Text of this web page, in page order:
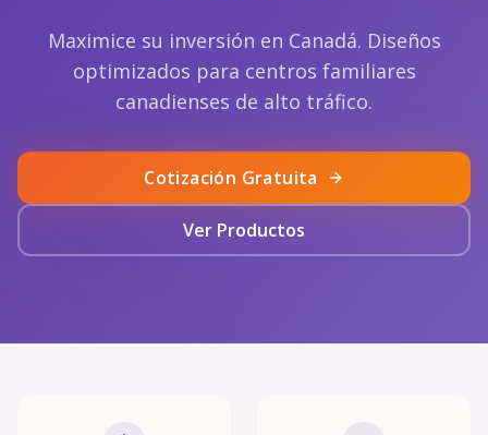
Maximice su inversión en Canadá. Diseños
optimizados para centros familiares
canadienses de alto tráfico.
Cotización Gratuita
Ver Productos